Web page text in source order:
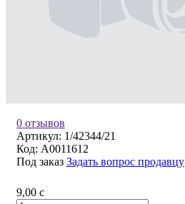
0 отзывов
Артикул: 1/42344/21
Код: A0011612
Под заказ Задать вопрос продавцу
9,00 c